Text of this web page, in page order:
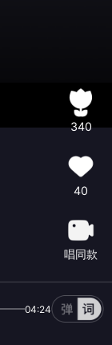
340
40
唱同款
04:24